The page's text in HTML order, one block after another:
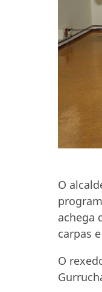
O
achega
carpas
O